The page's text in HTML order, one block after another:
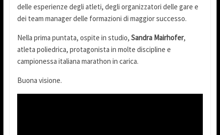
delle esperienze degli atleti, degli organizzatori delle gare e
dei team manager delle formazioni di maggior successo.
Nella prima puntata, ospite in studio, Sandra Mairhofer,
atleta poliedrica, protagonista in molte discipline e
campionessa italiana marathon in carica.
Buona visione.